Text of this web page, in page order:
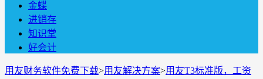
金蝶
进销存
知识堂
好会计
用友财务软件免费下载>用友解决方案>用友T3标准版，工资